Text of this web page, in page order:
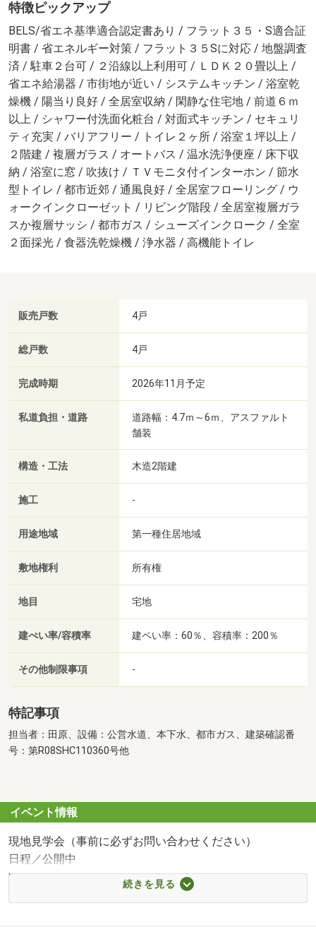
特徴ピックアップ
BELS/省エネ基準適合認定書あり / フラット３５・S適合証
明書 / 省エネルギー対策 / フラット３５Sに対応 / 地盤調査
済 / 駐車２台可 / ２沿線以上利用可 / ＬＤＫ２０畳以上 /
省エネ給湯器 / 市街地が近い / システムキッチン / 浴室乾
燥機 / 陽当り良好 / 全居室収納 / 閑静な住宅地 / 前道６ｍ
以上 / シャワー付洗面化粧台 / 対面式キッチン / セキュリ
ティ充実 / バリアフリー / トイレ２ヶ所 / 浴室１坪以上 /
２階建 / 複層ガラス / オートバス / 温水洗浄便座 / 床下収
納 / 浴室に窓 / 吹抜け / ＴＶモニタ付インターホン / 節水
型トイレ / 都市近郊 / 通風良好 / 全居室フローリング / ウ
ォークインクローゼット / リビング階段 / 全居室複層ガラ
スか複層サッシ / 都市ガス / シューズインクローク / 全室
２面採光 / 食器洗乾燥機 / 浄水器 / 高機能トイレ
販売戸数 4戸
総戸数 4戸
完成時期 2026年11月予定
私道負担・道路
道路幅：4.7ｍ～6ｍ、アスファルト
舗装
構造・工法 木造2階建
施工 -
用途地域 第一種住居地域
敷地権利 所有権
地目 宅地
建ぺい率/容積率 建ペい率：60％、容積率：200％
その他制限事項 -
特記事項
担当者：田原、設備：公営水道、本下水、都市ガス、建築確認番
号：第R08SHC110360号他
イベント情報
現地見学会（事前に必ずお問い合わせください）
日程／公開中
時間／9:00～21:00
■■＼予約者限定特典！／お得なマイホーム見学＆相談会■■
続きを見る